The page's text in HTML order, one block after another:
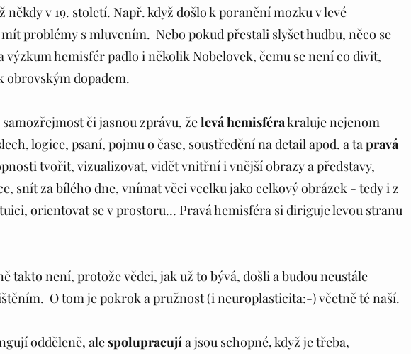
někdy v 19. století. Např. když došlo k poranění mozku v levé
problémy s mluvením.  Nebo pokud přestali slyšet hudbu, něco se
výzkum hemisfér padlo i několik Nobelovek, čemu se není co divit,
obrovským dopadem.
či jasnou zprávu, že levá hemisféra kraluje nejenom
logice, psaní, pojmu o čase, soustředění na detail apod. a ta pravá
tvořit, vizualizovat, vidět vnitřní i vnější obrazy a představy,
snít za bílého dne, vnímat věci vcelku jako celkový obrázek - tedy i z
orientovat se v prostoru… Pravá hemisféra si diriguje levou stranu
takto není, protože vědci, jak už to bývá, došli a budou neustále
O tom je pokrok a pružnost (i neuroplasticita:-) včetně té naší.
odděleně, ale spolupracují a jsou schopné, když je třeba,